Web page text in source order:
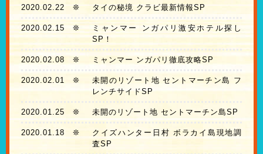
2020.02.22 ❊ タイの秘境 クラビ最新情報SP
2020.02.15 ❊
ミャンマー ンガパリ激安ホテル探し
SP！
2020.02.08 ❊ ミャンマー ンガパリ徹底攻略SP
2020.02.01 ❊
未開のリゾート地 セントマーチン島 フ
レンチサイドSP
2020.01.25 ❊ 未開のリゾート地 セントマーチン島SP
2020.01.18 ❊
クイズハンター日村 ボラカイ島現地調
査SP